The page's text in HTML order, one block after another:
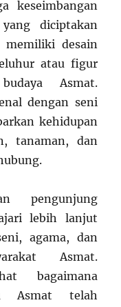
keseimbangan
diciptakan
memiliki desain
atau figur
Asmat.
dengan seni
kehidupan
tanaman, dan
pengunjung
lebih lanjut
agama, dan
Asmat.
bagaimana
Asmat telah